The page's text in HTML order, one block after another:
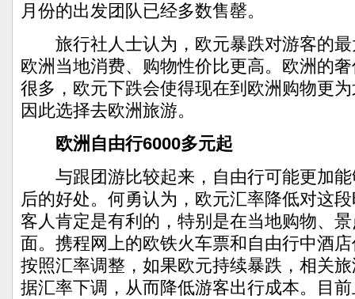
月份的出发团队已经多数售罄。
旅行社人士认为，欧元暴跌对游客的最
欧洲当地消费、购物性价比更高。欧洲的
很多，欧元下跌会使得现在到欧洲购物更
因此选择去欧洲旅游。
欧洲自由行6000多元起
与跟团游比较起来，自由行可能更加能
后的好处。何勇认为，欧元汇率降低对这
客人肯定是有利的，特别是在当地购物、
面。携程网上的欧铁火车票和自由行中酒
按照汇率调整，如果欧元持续暴跌，相关
据汇率下调，从而降低游客出行成本。目